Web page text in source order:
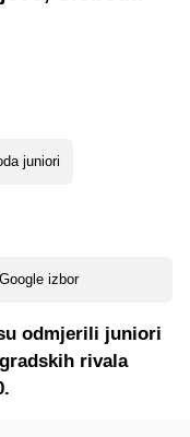
juniori
izbor
odmjerili juniori
rivala